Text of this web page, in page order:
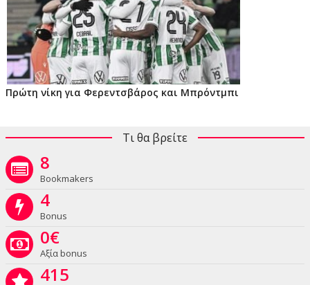
Πρώτη νίκη για Φερεντσβάρος και Μπρόντμπι
Τι θα βρείτε
8
Bookmakers
4
Bonus
0€
Αξία bonus
415